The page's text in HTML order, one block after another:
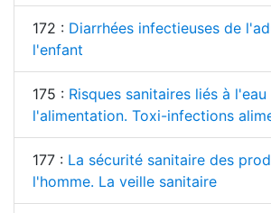
172 : Diarrhées infectieuses de
l'enfant
175 : Risques sanitaires liés à l'eau
l'alimentation. Toxi-infections
177 : La sécurité sanitaire des
l'homme. La veille sanitaire